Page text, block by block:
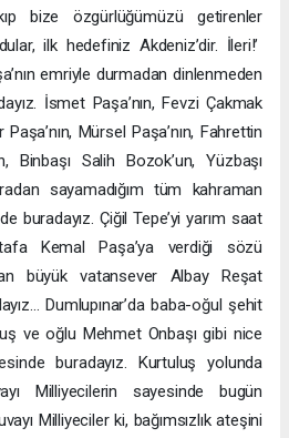
bize özgürlüğümüzü getirenler
ilk hedefiniz Akdeniz’dir. İleri!’
emriyle durmadan dinlenmeden
İsmet Paşa’nın, Fevzi Çakmak
Paşa’nın, Mürsel Paşa’nın, Fahrettin
Binbaşı Salih Bozok’un, Yüzbaşı
sayamadığım tüm kahraman
buradayız. Çiğil Tepe’yi yarım saat
Kemal Paşa’ya verdiği sözü
büyük vatansever Albay Reşat
Dumlupınar’da baba-oğul şehit
ve oğlu Mehmet Onbaşı gibi nice
buradayız. Kurtuluş yolunda
Milliyecilerin sayesinde bugün
Milliyeciler ki, bağımsızlık ateşini